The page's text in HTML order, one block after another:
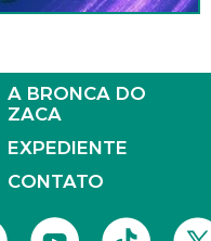
A BRONCA DO
ZACA
EXPEDIENTE
CONTATO